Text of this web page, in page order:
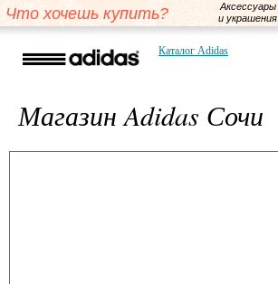
Что хочешь купить?
Аксессуары
и украшения
Каталог Adidas
Магазин Adidas Сочи